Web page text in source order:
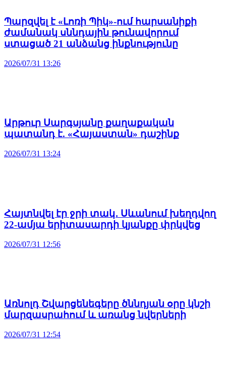
Պարզվել է «Լոռի Պիկ»-ում հարսանիքի
ժամանակ սննդային թունավորում
ստացած 21 անձանց ինքնությունը
2026/07/31 13:26
Արթուր Սարգսյանը քաղաքական
պատանդ է. «Հայաստան» դաշինք
2026/07/31 13:24
Հայտնվել էր ջրի տակ․ Սևանում խեղդվող
22-ամյա երիտասարդի կյանքը փրկվեց
2026/07/31 12:56
Առնոլդ Շվարցենեգերը ծննդյան օրը կնշի
մարզասրահում և առանց նվերների
2026/07/31 12:54